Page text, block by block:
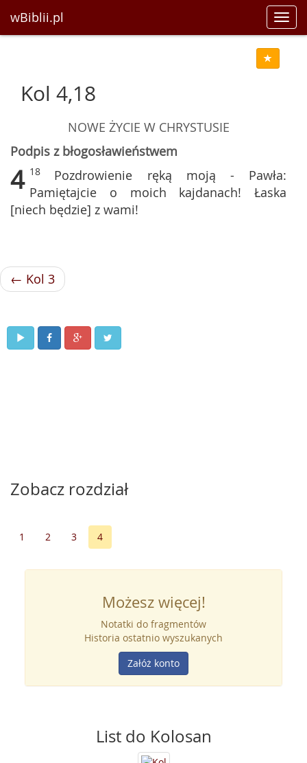
wBiblii.pl
Kol 4,18
NOWE ŻYCIE W CHRYSTUSIE
Podpis z błogosławieństwem
4 18 Pozdrowienie ręką moją - Pawła:
Pamiętajcie o moich kajdanach! Łaska
[niech będzie] z wami!
← Kol 3
Zobacz rozdział
1 2 3 4
Możesz więcej!
Notatki do fragmentów
Historia ostatnio wyszukanych
Załóż konto
List do Kolosan